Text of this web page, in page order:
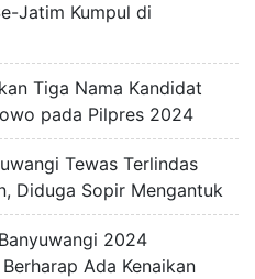
Jatim Kumpul di
Tiga Nama Kandidat
pada Pilpres 2024
Tewas Terlindas
Diduga Sopir Mengantuk
2024
Ada Kenaikan